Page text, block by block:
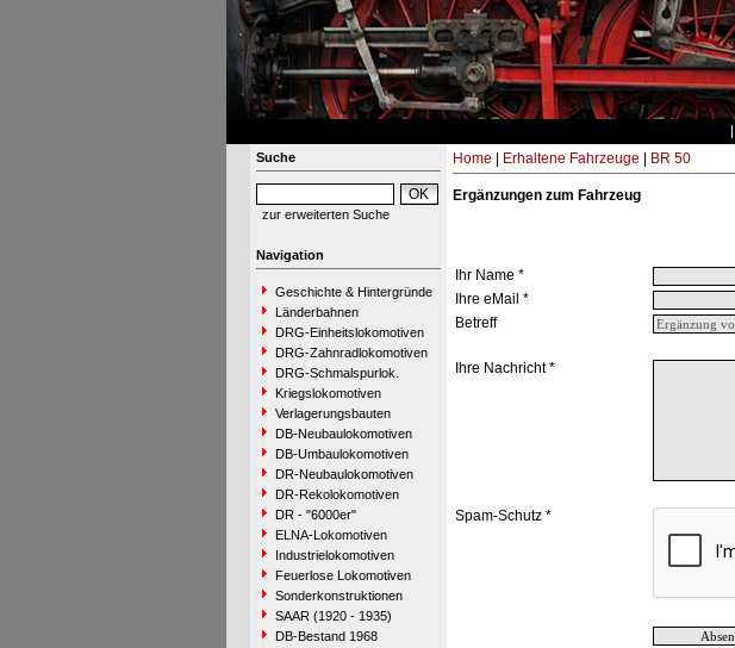
Suche
zur erweiterten Suche
Navigation
Geschichte & Hintergründe
Länderbahnen
DRG-Einheitslokomotiven
DRG-Zahnradlokomotiven
DRG-Schmalspurlok.
Kriegslokomotiven
Verlagerungsbauten
DB-Neubaulokomotiven
DB-Umbaulokomotiven
DR-Neubaulokomotiven
DR-Rekolokomotiven
DR - "6000er"
ELNA-Lokomotiven
Industrielokomotiven
Feuerlose Lokomotiven
Sonderkonstruktionen
SAAR (1920 - 1935)
DB-Bestand 1968
Home Erhaltene Fahrzeuge BR 50
Ergänzungen zum Fahrzeug
Ihr Name *
Ihre eMail *
Betreff
Ihre Nachricht *
Spam-Schutz *